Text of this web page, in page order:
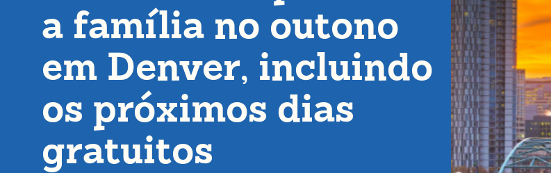
a família no outono
em Denver, incluindo
os próximos dias
gratuitos